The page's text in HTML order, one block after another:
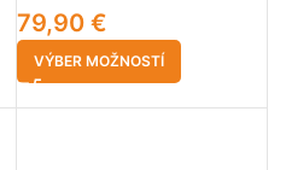
79,90 €
VÝBER MOŽNOSTÍ